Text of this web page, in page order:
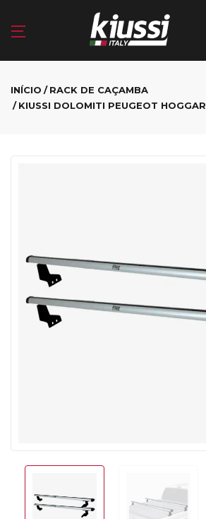
INÍCIO
RACK DE CAÇAMBA
KIUSSI DOLOMITI PEUGEOT HOGGAR